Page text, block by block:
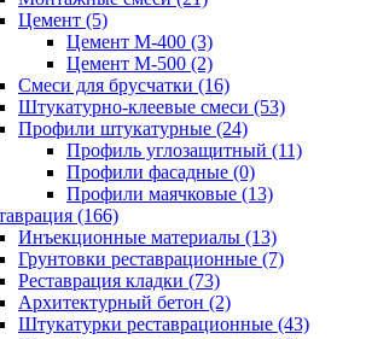
Цемент (5)
Цемент М-400 (3)
Цемент М-500 (2)
Смеси для брусчатки (16)
Штукатурно-клеевые смеси (53)
Профили штукатурные (24)
Профиль углозащитный (11)
Профили фасадные (0)
Профили маячковые (13)
(166)
Инъекционные материалы (13)
Грунтовки реставрационные (7)
Реставрация кладки (73)
Архитектурный бетон (2)
Штукатурки реставрационные (43)